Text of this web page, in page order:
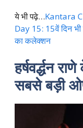
ये भी पढ़े…Kantara
Day 15: 15वें दिन भी
का कलेक्शन
हर्षवर्द्धन
सबसे बड़ी